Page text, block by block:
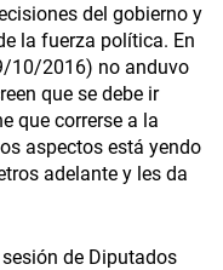
del gobierno y
la fuerza política. En
10/2016) no anduvo
que se debe ir
que correrse a la
aspectos está yendo
adelante y les da
de Diputados